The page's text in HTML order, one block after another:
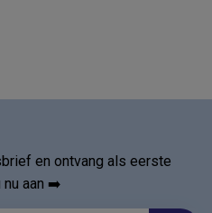
en ontvang als eerste
nu aan ➡️